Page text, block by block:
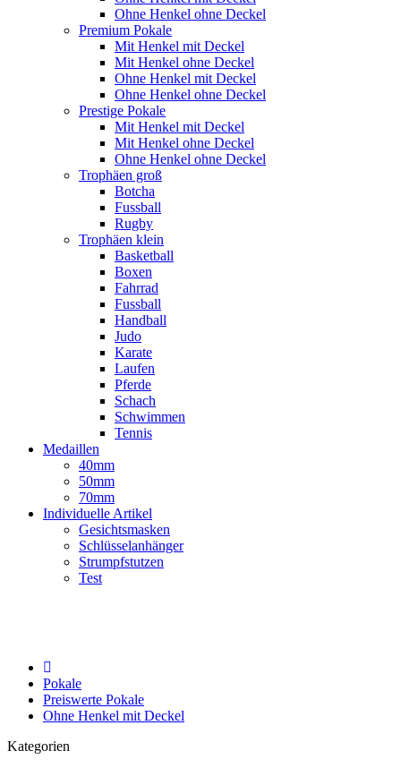
Ohne Henkel ohne Deckel
Premium Pokale
Mit Henkel mit Deckel
Mit Henkel ohne Deckel
Ohne Henkel mit Deckel
Ohne Henkel ohne Deckel
Prestige Pokale
Mit Henkel mit Deckel
Mit Henkel ohne Deckel
Ohne Henkel ohne Deckel
Trophäen groß
Botcha
Fussball
Rugby
Trophäen klein
Basketball
Boxen
Fahrrad
Fussball
Handball
Judo
Karate
Laufen
Pferde
Schach
Schwimmen
Tennis
Medaillen
40mm
50mm
70mm
Individuelle Artikel
Gesichtsmasken
Schlüsselanhänger
Strumpfstutzen
Test
Pokale
Preiswerte Pokale
Ohne Henkel mit Deckel
Kategorien